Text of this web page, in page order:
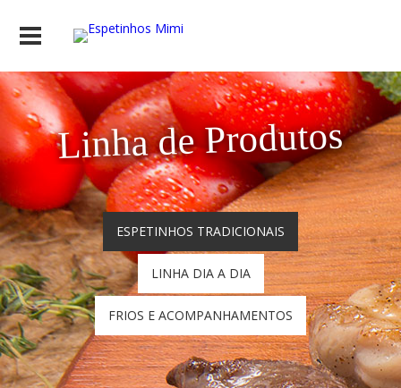
Linha de Produtos
ESPETINHOS TRADICIONAIS
LINHA DIA A DIA
FRIOS E ACOMPANHAMENTOS